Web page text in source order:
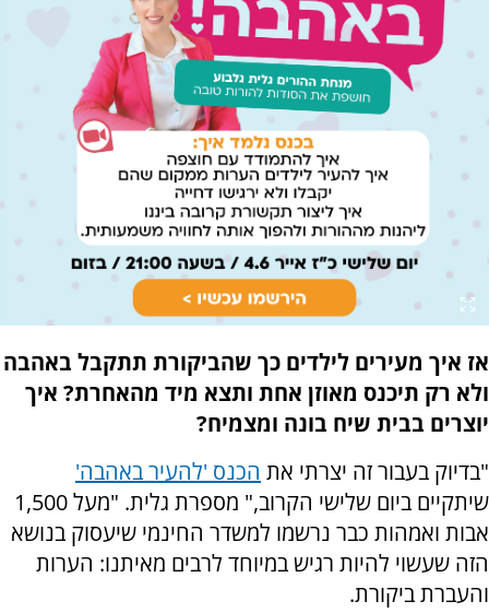
אז איך מעירים לילדים כך שהביקורת תתקבל באהבה
ולא רק תיכנס מאוזן אחת ותצא מיד מהאחרת? איך
יוצרים בבית שיח בונה ומצמיח?
"בדיוק בעבור זה יצרתי את הכנס 'להעיר באהבה'
שיתקיים ביום שלישי הקרוב," מספרת גלית. "מעל 1,500
אבות ואמהות כבר נרשמו למשדר החינמי שיעסוק בנושא
הזה שעשוי להיות רגיש במיוחד לרבים מאיתנו: הערות
והעברת ביקורת.